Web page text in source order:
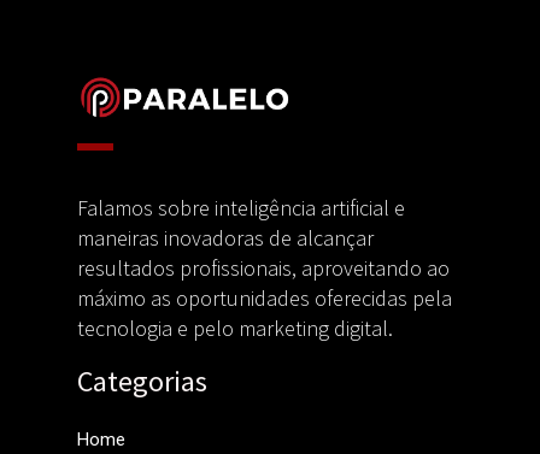
Falamos sobre inteligência artificial e
maneiras inovadoras de alcançar
resultados profissionais, aproveitando ao
máximo as oportunidades oferecidas pela
tecnologia e pelo marketing digital.
Categorias
Home